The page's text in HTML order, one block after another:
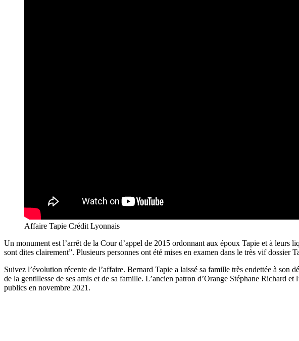
Affaire Tapie Crédit Lyonnais
Un monument est l’arrêt de la Cour d’appel de 2015 ordonnant aux époux Tapie et à leurs
sont dites clairement”. Plusieurs personnes ont été mises en examen dans le très vif
Suivez l’évolution récente de l’affaire. Bernard Tapie a laissé sa famille très endettée à son
de la gentillesse de ses amis et de sa famille. L’ancien patron d’Orange Stéphane Richard
publics en novembre 2021.